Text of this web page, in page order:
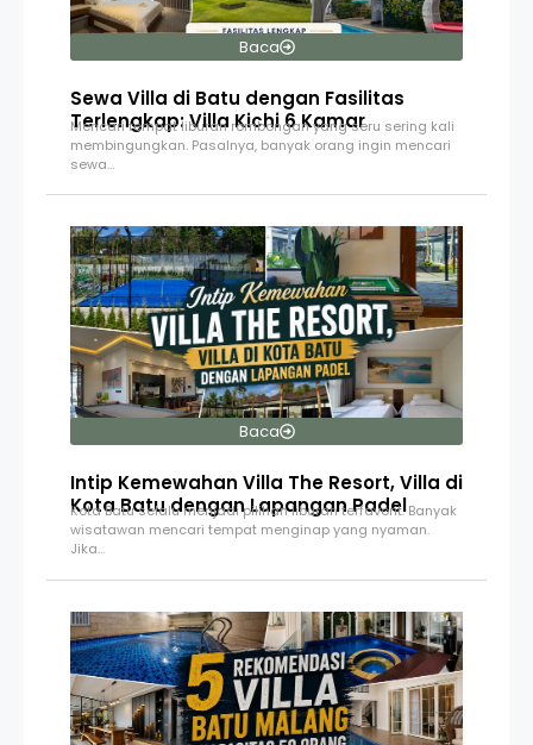
Baca
Sewa Villa di Batu dengan Fasilitas
Terlengkap: Villa Kichi 6 Kamar
Mencari tempat liburan rombongan yang seru sering kali
membingungkan. Pasalnya, banyak orang ingin mencari
sewa…
Baca
Intip Kemewahan Villa The Resort, Villa di
Kota Batu dengan Lapangan Padel
Kota Batu selalu menjadi pilihan liburan terfavorit. Banyak
wisatawan mencari tempat menginap yang nyaman.
Jika…